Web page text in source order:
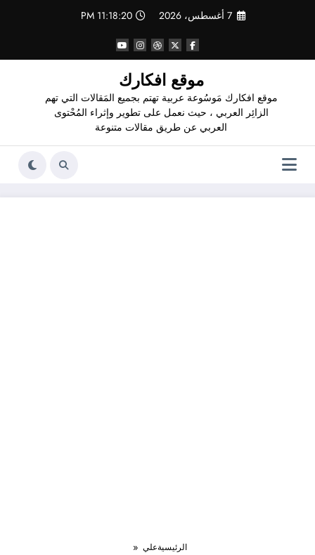
7 أغسطس، 2026 11:18:21 PM
موقع افكارك
موقع افكارك مَوسُوعة عربية تهتم بجميع المَقالات التي تهم
الزائِر العربي ، حيث نعمل على تطوير وإثراء المُحْتوى
العربي عن طريق مقالات متنوعة
الرئيسيةعلي